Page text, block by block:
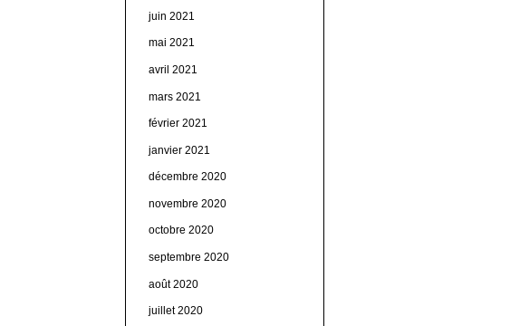
juin 2021
mai 2021
avril 2021
mars 2021
février 2021
janvier 2021
décembre 2020
novembre 2020
octobre 2020
septembre 2020
août 2020
juillet 2020